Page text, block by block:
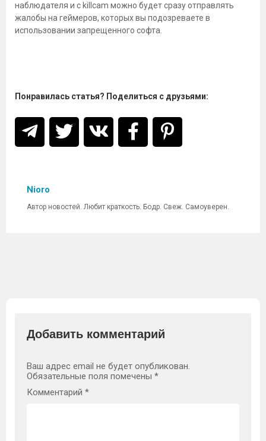
наблюдателя и с killcam можно будет сразу отправлять
жалобы на геймеров, которых вы подозреваете в
использовании запрещенного софта.
Понравилась статья? Поделиться с друзьями:
Nioro
Автор новостей. Любит краткость. Бодр. Свеж. Самоуверен.
Добавить комментарий
Ваш адрес email не будет опубликован.
Обязательные поля помечены *
Комментарий *